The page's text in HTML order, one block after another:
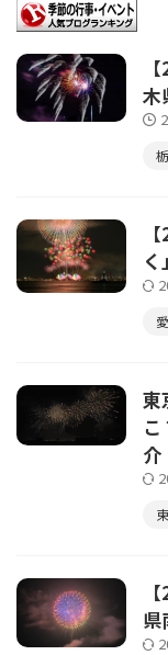
木
東
介
県